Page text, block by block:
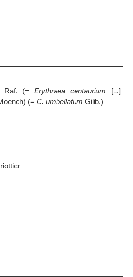
(=Erythraea centaurium [L.]
(=C. umbellatum Gilib.)